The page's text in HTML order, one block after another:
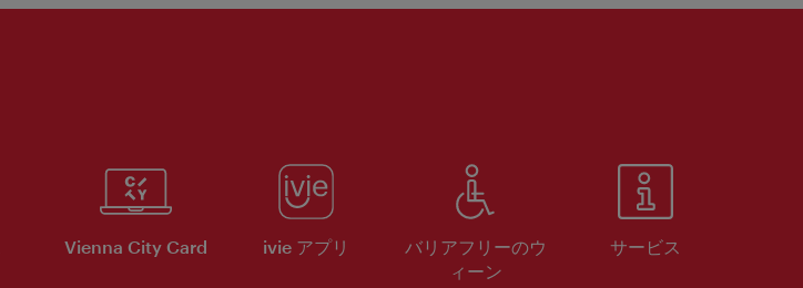
Vienna City Card ivie アプリ
バリアフリーのウ
ィーン
サービス